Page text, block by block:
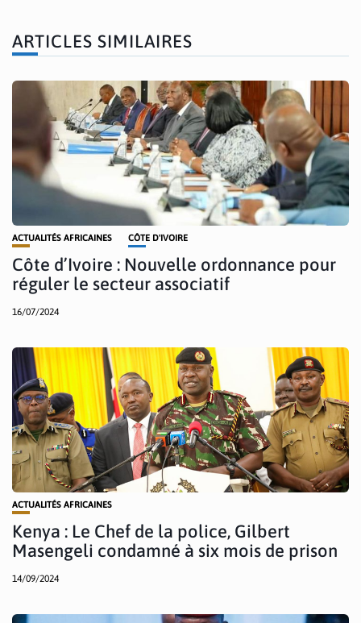
ARTICLES SIMILAIRES
ACTUALITÉS AFRICAINES CÔTE D'IVOIRE
Côte d’Ivoire : Nouvelle ordonnance pour
réguler le secteur associatif
16/07/2024
ACTUALITÉS AFRICAINES
Kenya : Le Chef de la police, Gilbert
Masengeli condamné à six mois de prison
14/09/2024